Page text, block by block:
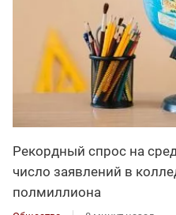
Рекордный спрос на
число заявлений в
полмиллиона